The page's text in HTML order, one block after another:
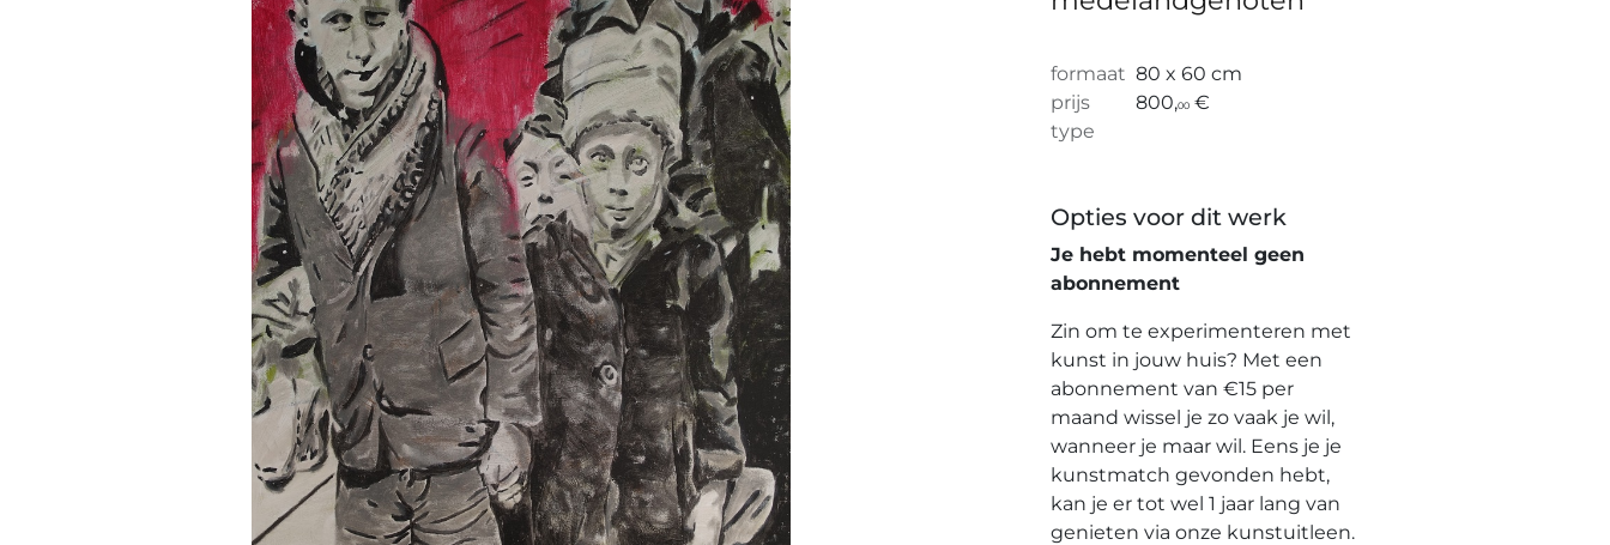
formaat 80 x 60 cm
prijs
800,00 €
type
Opties voor dit werk
Je hebt momenteel geen
abonnement
Zin om te experimenteren met
kunst in jouw huis? Met een
abonnement van €15 per
maand wissel je zo vaak je wil,
wanneer je maar wil. Eens je je
kunstmatch gevonden hebt,
kan je er tot wel 1 jaar lang van
genieten via onze kunstuitleen.